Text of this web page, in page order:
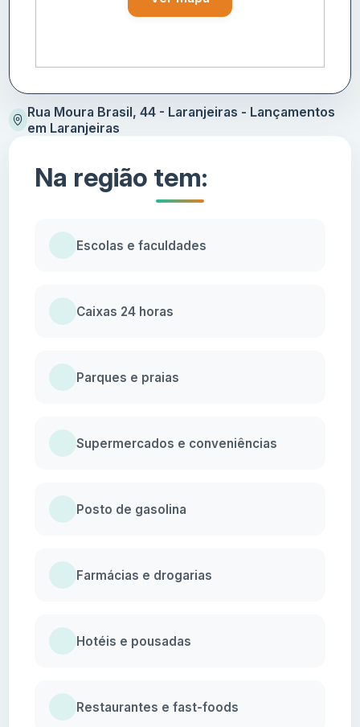
Rua Moura Brasil, 44 - Laranjeiras - Lançamentos
em Laranjeiras
Na região tem:
Escolas e faculdades
Caixas 24 horas
Parques e praias
Supermercados e conveniências
Posto de gasolina
Farmácias e drogarias
Hotéis e pousadas
Restaurantes e fast-foods